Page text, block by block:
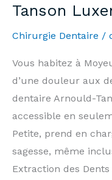
&
Arnould-
Tanson
Practice
Luxembourg
Tanson
Chirurgie Dentaire /
Vous habitez à
d’une douleur aux
dentaire Arnould-
accessible en
Petite, prend en
sagesse, même
Extraction des